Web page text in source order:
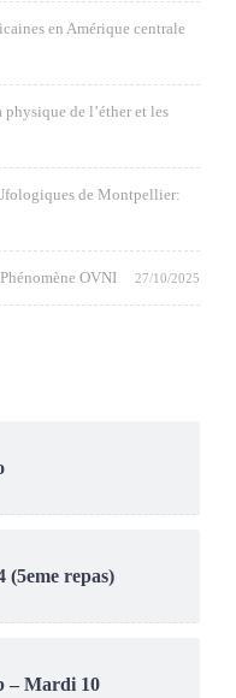
en Amérique centrale
de l’éther et les
de Montpellier:
OVNI 27/10/2025
(5eme repas)
– Mardi 10